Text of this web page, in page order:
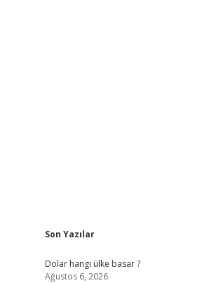
Sidebar
Son Yazılar
Dolar hangi ülke basar ?
Ağustos 6, 2026